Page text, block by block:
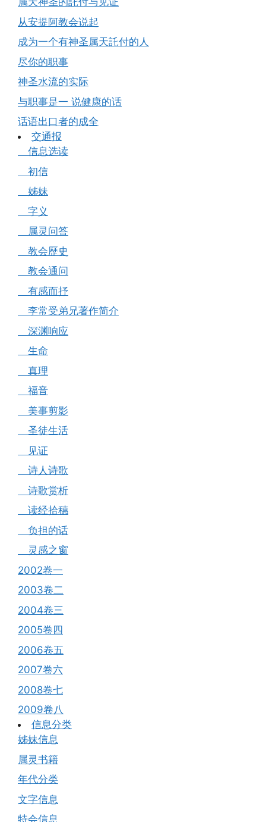
从安提阿教会说起
成为一个有神圣属天託付的人
尽你的职事
神圣水流的实际
与职事是一 说健康的话
话语出口者的成全
交通报
信息选读
初信
姊妹
字义
属灵问答
教会歷史
教会通问
有感而抒
李常受弟兄著作简介
深渊响应
生命
真理
福音
美事剪影
圣徒生活
见证
诗人诗歌
诗歌赏析
读经拾穗
负担的话
灵感之窗
2002卷一
2003卷二
2004卷三
2005卷四
2006卷五
2007卷六
2008卷七
2009卷八
信息分类
姊妹信息
属灵书籍
年代分类
文字信息
特会信息